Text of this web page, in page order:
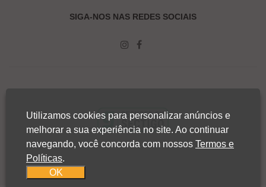
SIGA-NOS NAS REDES SOCIAIS
Utilizamos cookies para personalizar anúncios e
melhorar a sua experiência no site. Ao continuar
navegando, você concorda com nossos Termos e
Políticas.
OK